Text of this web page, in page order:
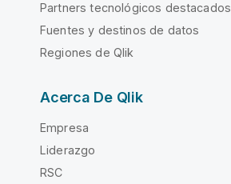
Partners tecnológicos destacados
Fuentes y destinos de datos
Regiones de Qlik
Acerca De Qlik
Empresa
Liderazgo
RSC